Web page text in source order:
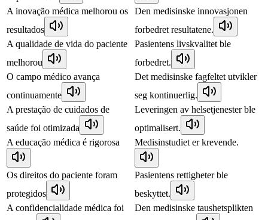
A inovação médica melhorou os
resultados
Den medisinske innovasjonen
forbedret resultatene.
A qualidade de vida do paciente
melhorou
Pasientens livskvalitet ble
forbedret.
O campo médico avança
continuamente
Det medisinske fagfeltet utvikler
seg kontinuerlig.
A prestação de cuidados de
saúde foi otimizada
Leveringen av helsetjenester ble
optimalisert.
A educação médica é rigorosa
Medisinstudiet er krevende.
Os direitos do paciente foram
protegidos
Pasientens rettigheter ble
beskyttet.
A confidencialidade médica foi
Den medisinske taushetsplikten